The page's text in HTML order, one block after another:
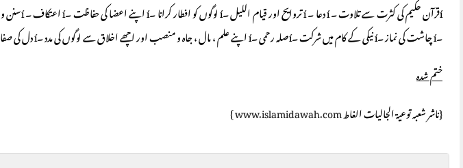
۔í چاشت کی نماز ۔í نیکی کے کام میں شرکت ۔íصلہ رحمی ۔í اپنے علم ، مال ، جاہ و منصب اور اچھے اخلاق سے لوگوں کی مدد ۔í دل کی صفائی ۔í توبہ و استغفار ۔
ختم شدہ
{ناشر شعبہ توعیۃ الجالیات الغاطwww.islamidawah.com
}